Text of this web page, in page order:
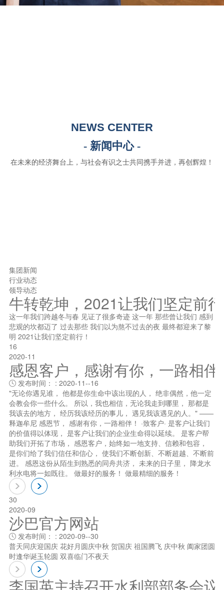
NEWS CENTER
- 新闻中心 -
在未来的经济舞台上，与社会有识之士共同携手并进，再创辉煌！
集团新闻
行业动态
领导动态
牛转乾坤，2021让我们坚定前
这一年我们跨越冬与春 见证了很多奇迹 这一年 那些曾让我们 感到
悲观的坎都迈了 过去那些 我们以为熬不过去的夜 最终都迎来了黎
明 2021让我们坚定前行！
16
2020-11
感恩客户，感谢有你，一路相伴
发布时间： : 2020-11--16
"无论你遇见谁， 他都是你生命中该出现的人， 绝非偶然，他一定
会教会你一些什么。 所以，我也相信，无论我走到哪里， 那都是
我该去的地方， 经历我该经历的事儿， 遇见我该遇见的人。" ——
释迦牟尼 感恩节， 感谢有你，一路相伴！ ·致客户· 是客户让我们
的价值得以体现， 是客户让我们的企业生命得以延续。 是客户帮
助我们开拓了市场， 感恩客户，始终如一地支持、信赖和包容，
是你们给了我们信任和信心， 使我们不断创新、不断超越、不断前
进。 感恩这份从陌生到熟悉的同舟共济， 未来的日子里， 降龙水
利水电将一如既往。 做最好的服务！ 做最精细的服务！
30
2020-09
沙巴官方网站
发布时间： : 2020-09--30
普天同庆迎国庆 花好月圆庆中秋 贺国庆 祖国腾飞 庆中秋 阖家团圆
时逢华诞玉轮圆 双喜临门不夜天